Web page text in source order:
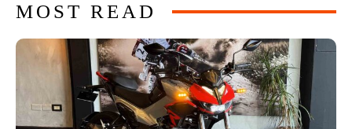
MOST READ